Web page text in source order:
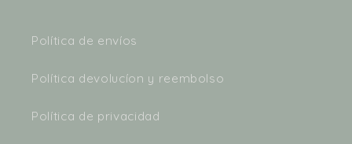
Política de envíos
Política devolucíon y reembolso
Política de privacidad